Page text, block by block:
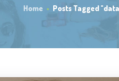
Home Posts Tagged